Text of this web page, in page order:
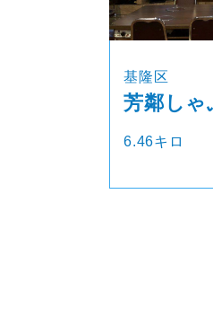
基隆区
芳鄰しゃ
6.46キロ